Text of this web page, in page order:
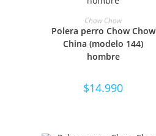
SELECCIONAR OPCIONES
Chow Chow
Polera perro Chow Chow
China (modelo 144)
hombre
$14.990